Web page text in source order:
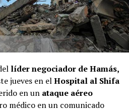
líder negociador de Hamás,
jueves en elHospital al Shifa
en un ataque aéreo
médico en un comunicado